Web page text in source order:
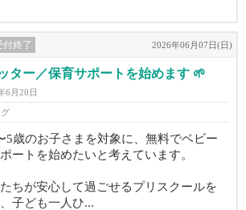
付終了 2026年06月07日(日)
ター／保育サポートを始めます 🌱
6月20日
5歳のお子さまを対象に、無料でベビー
ートを始めたいと考えています。
ちが安心して過ごせるプリスクールを
子ども一人ひ...